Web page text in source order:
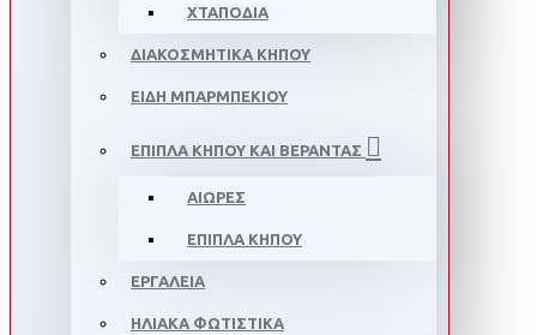
ΧΤΑΠΌΔΙΑ
ΔΙΑΚΟΣΜΗΤΙΚΆ ΚΉΠΟΥ
ΕΊΔΗ ΜΠΆΡΜΠΕΚΙΟΥ
ΈΠΙΠΛΑ ΚΉΠΟΥ ΚΑΙ ΒΕΡΆΝΤΑΣ
ΑΙΏΡΕΣ
ΈΠΙΠΛΑ ΚΉΠΟΥ
ΕΡΓΑΛΕΊΑ
ΗΛΙΑΚΆ ΦΩΤΙΣΤΙΚΆ